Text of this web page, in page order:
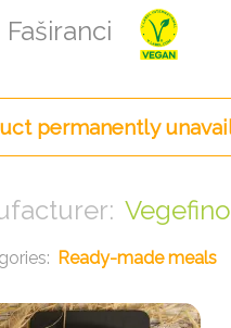
Faširanci
Vegefino
Ready-made meals